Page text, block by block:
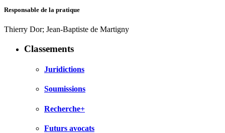
Responsable de la pratique
Thierry Dor; Jean-Baptiste de Martigny
Classements
Juridictions
Soumissions
Recherche+
Futurs avocats